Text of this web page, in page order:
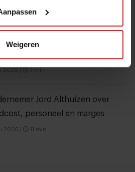
Weigeren
2021| 5 min
op Curaçao: van parels
Jord Althuizen over
personeel en marges
2026 11 min